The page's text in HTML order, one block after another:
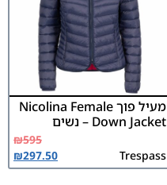
מעיל פוך Nicolina Female
Down Jacket – נשים
Trespass
₪595
₪297.50